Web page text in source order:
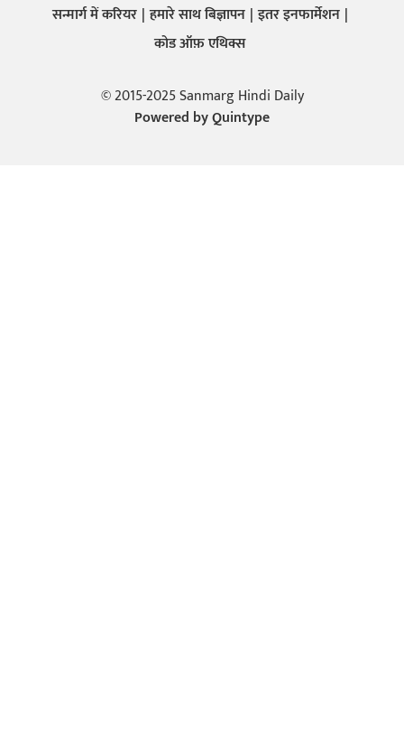
सन्मार्ग में करियर हमारे साथ बिज्ञापन इतर इनफार्मेशन
कोड ऑफ़ एथिक्स
© 2015-2025 Sanmarg Hindi Daily
Powered byQuintype